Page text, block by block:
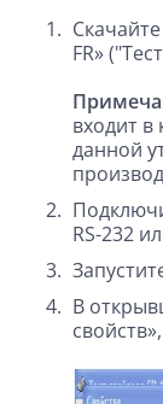
FR»
входит в
данной
RS-232
В